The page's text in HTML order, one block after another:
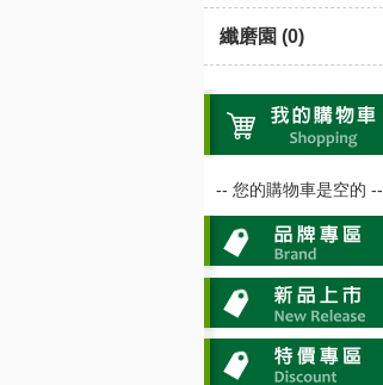
纖磨園 (0)
-- 您的購物車是空的 --